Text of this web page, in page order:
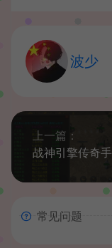
波少
上一篇：
常见问题